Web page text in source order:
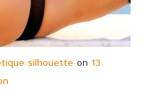
silhouette on 13